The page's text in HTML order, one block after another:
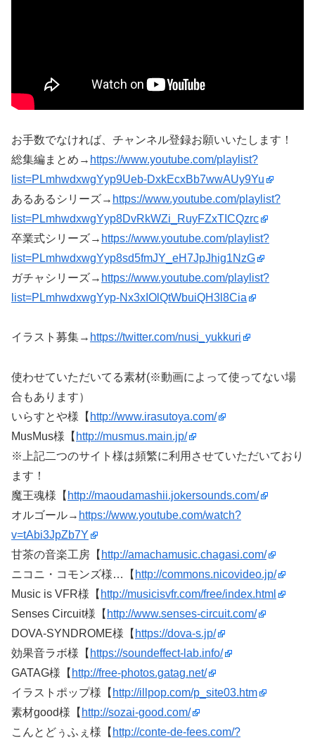
お手数でなければ、チャンネル登録お願いいたします！
総集編まとめ→ https://www.youtube.com/playlist?
list=PLmhwdxwgYyp9Ueb-DxkEcxBb7wwAUy9Yu
あるあるシリーズ→ https://www.youtube.com/playlist?
list=PLmhwdxwgYyp8DvRkWZi_RuyFZxTICQzrc
卒業式シリーズ→ https://www.youtube.com/playlist?
list=PLmhwdxwgYyp8sd5fmJY_eH7JpJhig1NzG
ガチャシリーズ→ https://www.youtube.com/playlist?
list=PLmhwdxwgYyp-Nx3xIOlQtWbuiQH3l8Cia
イラスト募集→ https://twitter.com/nusi_yukkuri
使わせていただいてる素材(※動画によって使ってない場
合もあります）
いらすとや様【 http://www.irasutoya.com/
MusMus様【 http://musmus.main.jp/
※上記二つのサイト様は頻繁に利用させていただいており
ます！
魔王魂様【 http://maoudamashii.jokersounds.com/
オルゴール→ https://www.youtube.com/watch?
v=tAbi3JpZb7Y
甘茶の音楽工房【 http://amachamusic.chagasi.com/
ニコニ・コモンズ様…【 http://commons.nicovideo.jp/
Music is VFR様【 http://musicisvfr.com/free/index.html
Senses Circuit様【 http://www.senses-circuit.com/
DOVA-SYNDROME様【 https://dova-s.jp/
効果音ラボ様【 https://soundeffect-lab.info/
GATAG様【 http://free-photos.gatag.net/
イラストポップ様【 http://illpop.com/p_site03.htm
素材good様【 http://sozai-good.com/
こんとどぅふぇ様【 http://conte-de-fees.com/?